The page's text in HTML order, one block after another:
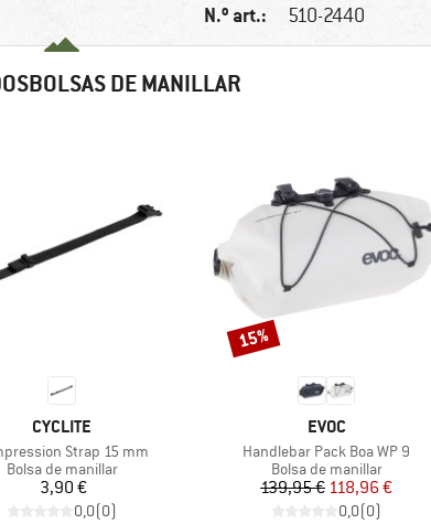
N.º art.: 510-2440
DE MANILLAR
MARCA
CYCLITE
Strap 15 mm
Product group
Bolsa de manillar
Precio
3,90 €
0,0(0)
MARCA
EVOC
Artículo
Handlebar Pack Boa WP 9
Product group
Bolsa de manillar
Precio
139,95 €Precio reducido
118,96 €
0,0(0)
Descuento
15%